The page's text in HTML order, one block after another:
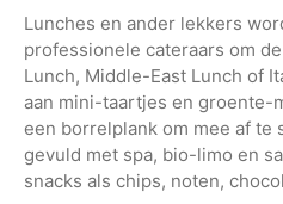
Lunches en ander lekkers
professionele cateraars om
Lunch, Middle-East Lunch of
aan mini-taartjes en groente-
een borrelplank om mee af te
gevuld met spa, bio-limo en
snacks als chips, noten,